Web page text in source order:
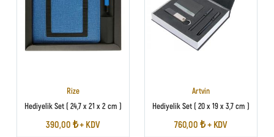
Rize
Hediyelik Set ( 24,7 x 21 x 2 cm )
390,00 ₺ + KDV
Artvin
Hediyelik Set ( 20 x 19 x 3,7 cm )
760,00 ₺ + KDV